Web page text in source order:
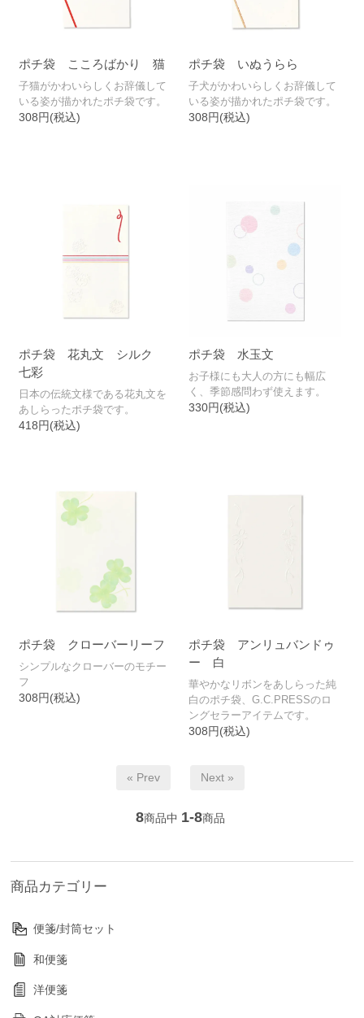
ポチ袋 こころばかり 猫
子猫がかわいらしくお辞儀して
いる姿が描かれたポチ袋です。
308円(税込)
ポチ袋 いぬうらら
子犬がかわいらしくお辞儀して
いる姿が描かれたポチ袋です。
308円(税込)
ポチ袋 花丸文 シルク
七彩
日本の伝統文様である花丸文を
あしらったポチ袋です。
418円(税込)
ポチ袋 水玉文
お子様にも大人の方にも幅広
く、季節感問わず使えます。
330円(税込)
ポチ袋 クローバーリーフ
シンプルなクローバーのモチー
フ
308円(税込)
ポチ袋 アンリュバンドゥ
ー 白
華やかなリボンをあしらった純
白のポチ袋、G.C.PRESSのロ
ングセラーアイテムです。
308円(税込)
« Prev Next »
8商品中 1-8商品
商品カテゴリー
便箋/封筒セット
和便箋
洋便箋